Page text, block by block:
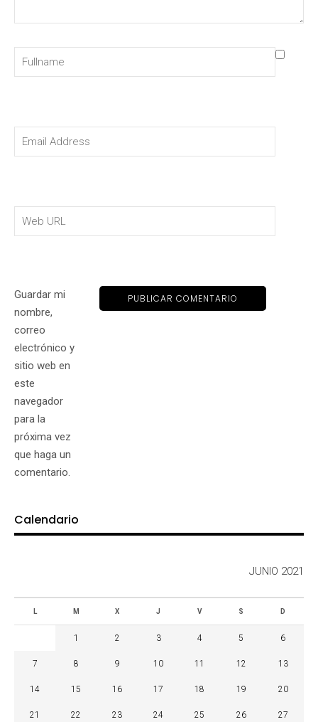
Guardar mi
nombre,
correo
electrónico y
sitio web en
este
navegador
para la
próxima vez
que haga un
comentario.
Calendario
JUNIO 2021
L M X J V S D
1 2 3 4 5 6
7 8 9 10 11 12 13
14 15 16 17 18 19 20
21 22 23 24 25 26 27